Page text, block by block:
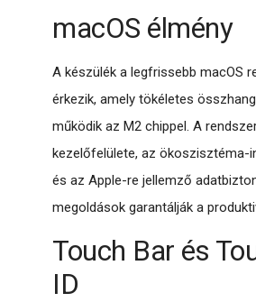
macOS élmény
A készülék a legfrissebb macOS
érkezik, amely tökéletes
működik az M2 chippel. A
kezelőfelülete, az ökoszisztéma-
és az Apple-re jellemző
megoldások garantálják a
Touch Bar és
ID